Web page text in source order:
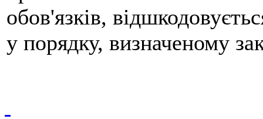
обов'язків,
у порядку, визначеному